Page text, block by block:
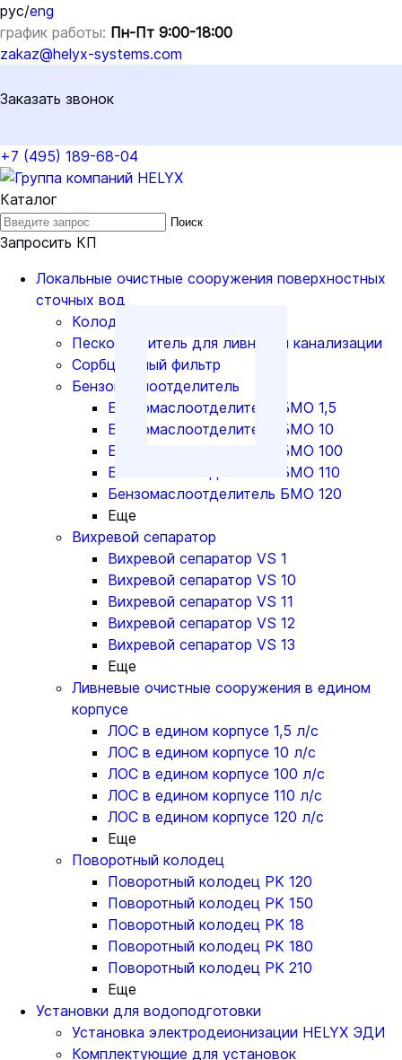
рус/eng
график работы: Пн-Пт 9:00-18:00
zakaz@helyx-systems.com
Заказать звонок
+7 (495) 189-68-04
Каталог
Поиск
Запросить КП
Локальные очистные сооружения поверхностных
сточных вод
Колодцы
Пескоуловитель для ливневой канализации
Сорбционный фильтр
Бензомаслоотделитель
Бензомаслоотделитель БМО 1,5
Бензомаслоотделитель БМО 10
Бензомаслоотделитель БМО 100
Бензомаслоотделитель БМО 110
Бензомаслоотделитель БМО 120
Еще
Вихревой сепаратор
Вихревой сепаратор VS 1
Вихревой сепаратор VS 10
Вихревой сепаратор VS 11
Вихревой сепаратор VS 12
Вихревой сепаратор VS 13
Еще
Ливневые очистные сооружения в едином
корпусе
ЛОС в едином корпусе 1,5 л/с
ЛОС в едином корпусе 10 л/с
ЛОС в едином корпусе 100 л/с
ЛОС в едином корпусе 110 л/с
ЛОС в едином корпусе 120 л/с
Еще
Поворотный колодец
Поворотный колодец PK 120
Поворотный колодец PK 150
Поворотный колодец PK 18
Поворотный колодец PK 180
Поворотный колодец PK 210
Еще
Установки для водоподготовки
Установка электродеионизации HELYX ЭДИ
Комплектующие для установок